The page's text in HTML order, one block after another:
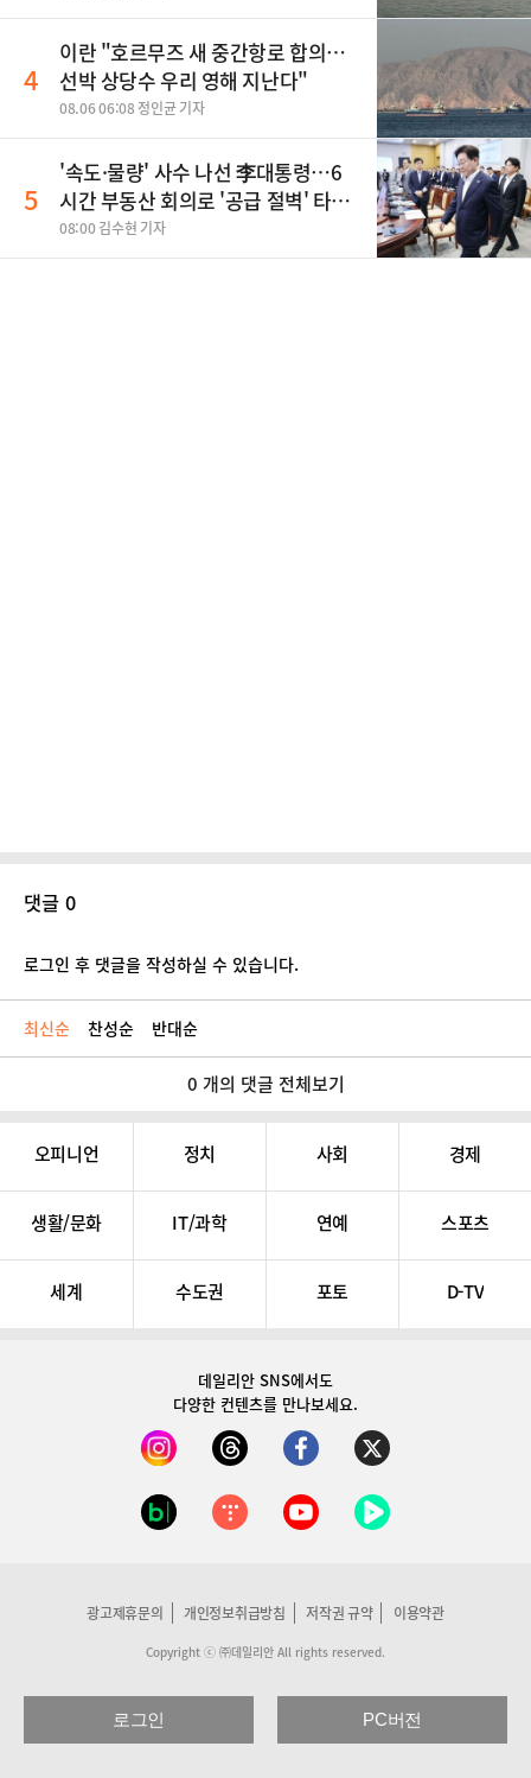
4
이란 "호르무즈 새 중간항로 합의…
선박 상당수 우리 영해 지난다"
08.06 06:08 정인균 기자
5
'속도·물량' 사수 나선 李대통령…6
시간 부동산 회의로 '공급 절벽' 타개
총력전
08:00 김수현 기자
댓글 0
로그인 후 댓글을 작성하실 수 있습니다.
최신순 찬성순 반대순
0 개의 댓글 전체보기
오피니언 정치 사회 경제
생활/문화 IT/과학 연예 스포츠
세계 수도권 포토 D-TV
데일리안 SNS에서도
다양한 컨텐츠를 만나보세요.
광고제휴문의 개인정보취급방침 저작권 규약 이용약관
Copyright ⓒ ㈜데일리안 All rights reserved.
로그인 PC버전